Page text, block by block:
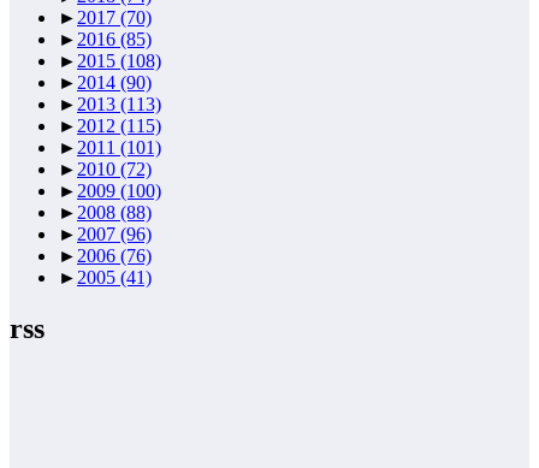
► 2017 (70)
► 2016 (85)
► 2015 (108)
► 2014 (90)
► 2013 (113)
► 2012 (115)
► 2011 (101)
► 2010 (72)
► 2009 (100)
► 2008 (88)
► 2007 (96)
► 2006 (76)
► 2005 (41)
rss